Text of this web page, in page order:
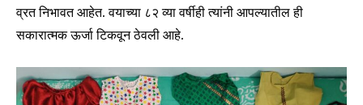
व्रत निभावत आहेत. वयाच्या ८२ व्या वर्षीही त्यांनी आपल्यातील ही
सकारात्मक ऊर्जा टिकवून ठेवली आहे.